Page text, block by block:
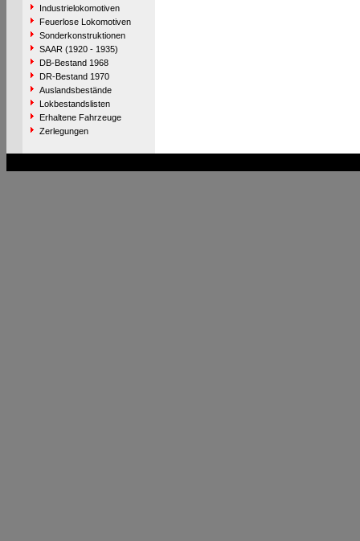
Industrielokomotiven
Feuerlose Lokomotiven
Sonderkonstruktionen
SAAR (1920 - 1935)
DB-Bestand 1968
DR-Bestand 1970
Auslandsbestände
Lokbestandslisten
Erhaltene Fahrzeuge
Zerlegungen